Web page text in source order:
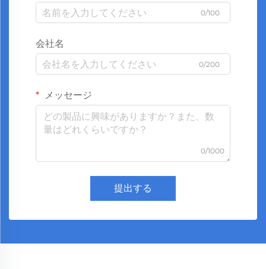
0/100
会社名
0/200
メッセージ
0/1000
提出する